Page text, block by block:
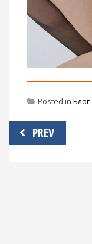
Posted in Блог
Навигация
по
PREV